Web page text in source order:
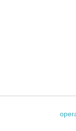
的相关资料：